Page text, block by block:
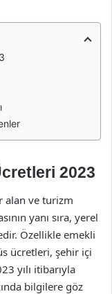
2023
alan ve turizm
yanı sıra, yerel
Özellikle emekli
ücretleri, şehir içi
yılı itibarıyla
bilgilere göz